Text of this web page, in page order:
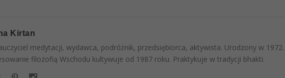
Kirtan
medytacji, wydawca, podróżnik, przedsiębiorca, aktywista. Urodzony w 1972.
filozofią Wschodu kultywuje od 1987 roku. Praktykuje w tradycji bhakti.